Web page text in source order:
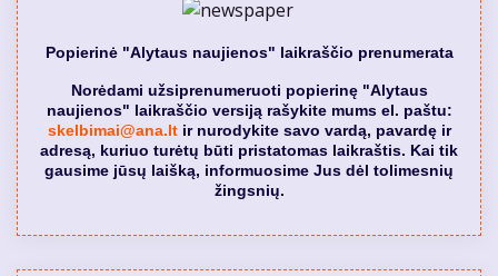
Popierinė "Alytaus naujienos" laikraščio prenumerata
Norėdami užsiprenumeruoti popierinę "Alytaus
naujienos" laikraščio versiją rašykite mums el. paštu:
skelbimai@ana.ltir nurodykite savo vardą, pavardę ir
adresą, kuriuo turėtų būti pristatomas laikraštis. Kai tik
gausime jūsų laišką, informuosime Jus dėl tolimesnių
žingsnių.